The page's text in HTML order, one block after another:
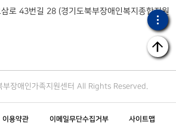
로 43번길 28 (경기도북부장애인복지종합지원
장애인가족지원센터 All Rights Reserved.
이용약관 이메일무단수집거부 사이트맵